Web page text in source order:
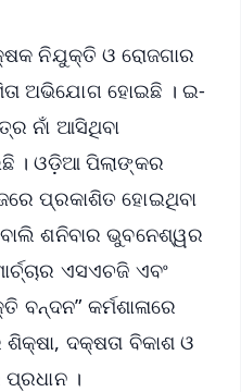
ନିଯୁକ୍ତି ଓ ରୋଜଗାର
ଅଭିଯୋଗ ହୋଇଛି । ଇ-
ନାଁ ଆସିଥିବା
। ଓଡ଼ିଆ ପିଲାଙ୍କର
ପ୍ରକାଶିତ ହୋଇଥିବା
ଶନିବାର ଭୁବନେଶ୍ୱର
ଏସଏଚଜି ଏବଂ
କର୍ମଶାଳାରେ
ଦକ୍ଷତା ବିକାଶ ଓ
।